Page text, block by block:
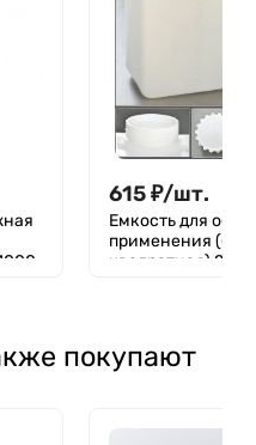
615₽/шт.
Емкость для
применения
квадратная)
покупают